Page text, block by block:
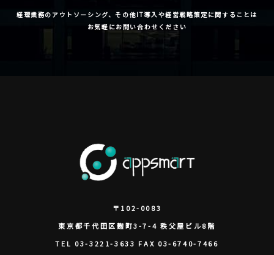
経理業務のアウトソーシング、その他IT導入や経営戦略策定に関することは
お気軽にお問い合わせください
〒102-0083
東京都千代田区麹町3-7-4 秩父屋ビル8階
TEL 03-3221-3633 FAX 03-6740-7466